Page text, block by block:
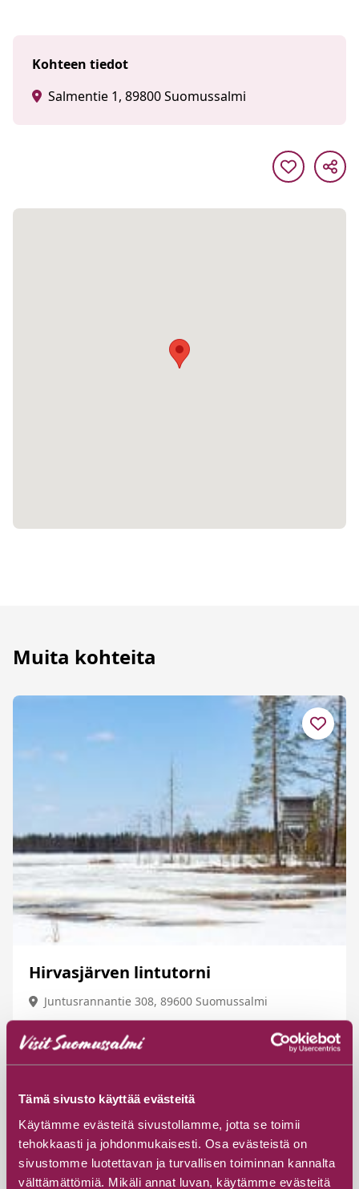
Tämä sivusto käyttää evästeitä
Käytämme evästeitä sivustollamme, jotta se toimii
tehokkaasti ja johdonmukaisesti. Osa evästeistä on
sivustomme luotettavan ja turvallisen toiminnan kannalta
välttämättömiä. Mikäli annat luvan, käytämme evästeitä
Kohteen tiedot
Salmentie 1, 89800 Suomussalmi
Muita kohteita
Hirvasjärven lintutorni
Juntusrannantie 308, 89600 Suomussalmi
Tutustu